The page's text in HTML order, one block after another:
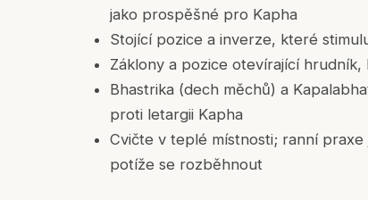
jako prospěšné pro Kapha
Stojící pozice a inverze, které
Záklony a pozice otevírající
Bhastrika (dech měchů) a
proti letargii Kapha
Cvičte v teplé místnosti; ranní
potíže se rozběhnout